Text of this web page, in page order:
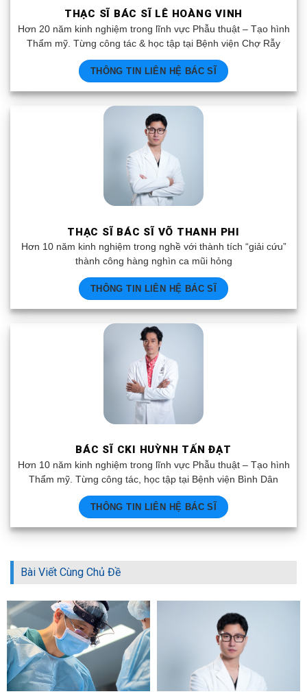
THẠC SĨ BÁC SĨ LÊ HOÀNG VINH
Hơn 20 năm kinh nghiệm trong lĩnh vực Phẫu thuật – Tạo hình
Thẩm mỹ. Từng công tác & học tập tại Bệnh viện Chợ Rẫy
THÔNG TIN LIÊN HỆ BÁC SĨ
THẠC SĨ BÁC SĨ VÕ THANH PHI
Hơn 10 năm kinh nghiệm trong nghề với thành tích “giải cứu”
thành công hàng nghìn ca mũi hỏng
THÔNG TIN LIÊN HỆ BÁC SĨ
BÁC SĨ CKI HUỲNH TẤN ĐẠT
Hơn 10 năm kinh nghiệm trong lĩnh vực Phẫu thuật – Tạo hình
Thẩm mỹ. Từng công tác, học tập tại Bệnh viện Bình Dân
THÔNG TIN LIÊN HỆ BÁC SĨ
Bài Viết Cùng Chủ Đề